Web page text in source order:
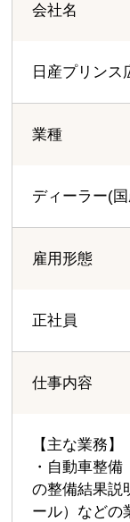
会社名
日産プリンス
業種
ディーラー(
雇用形態
正社員
仕事内容
【主な業務】
・自動車整
の整備結果説
ール）などの